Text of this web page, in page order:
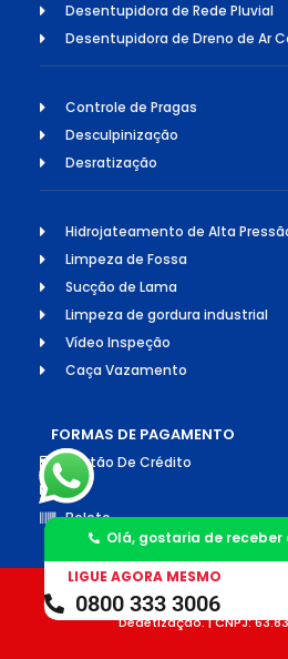
Desentupidora de Rede Pluvial
Desentupidora de Dreno de Ar
Controle de Pragas
Desculpinização
Desratização
Hidrojateamento de Alta
Limpeza de Fossa
Sucção de Lama
Limpeza de gordura industrial
Vídeo Inspeção
Caça Vazamento
FORMAS DE PAGAMENTO
Cartão De Crédito
Pix
Boleto
©2026 Todos os direitos reservados.
Dedetização. | CNPJ:
Olá, gostaria de receber
LIGUE AGORA MESMO
0800 333 3006